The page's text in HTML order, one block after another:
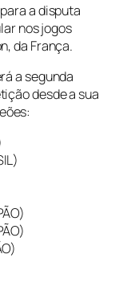
a disputa
nos jogos
da França.
a segunda
desde a sua